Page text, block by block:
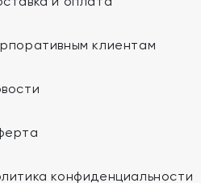
клиентам
конфиденциальности